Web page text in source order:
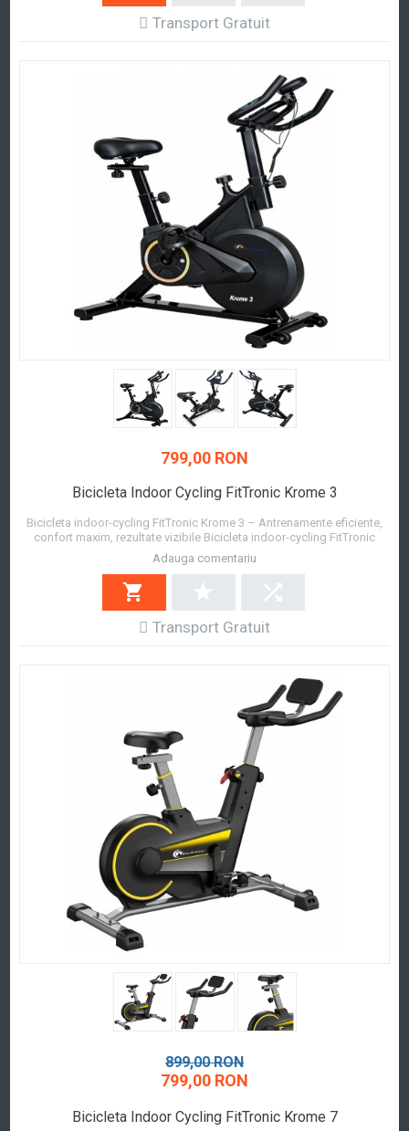
Transport Gratuit
799,00 RON
Bicicleta Indoor Cycling FitTronic Krome 3
Bicicleta indoor-cycling FitTronic Krome 3 – Antrenamente eficiente,
confort maxim, rezultate vizibile Bicicleta indoor-cycling FitTronic
Krome 3 este alegerea ideală pentru cei care doresc să își
îmbunătățească condiția fizică, să ardă calorii și să se mențină activi,
direct din confortul pro...
Afla mai mult
Adauga comentariu
Transport Gratuit
899,00 RON
799,00 RON
Bicicleta Indoor Cycling FitTronic Krome 7